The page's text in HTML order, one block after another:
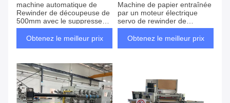
machine automatique de
Rewinder de découpeuse de
500mm avec le suppresseur
électrostatique
Obtenez le meilleur prix
Machine de papier entraînée
par un moteur électrique
servo de rewinder de
découpeuse de découpeuse
120mm automatique
Obtenez le meilleur prix